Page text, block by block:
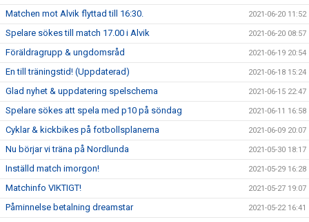
Matchen mot Alvik flyttad till 16:30. 2021-06-20 11:52
Spelare sökes till match 17.00 i Alvik 2021-06-20 08:57
Föräldragrupp & ungdomsråd 2021-06-19 20:54
En till träningstid! (Uppdaterad) 2021-06-18 15:24
Glad nyhet & uppdatering spelschema 2021-06-15 22:47
Spelare sökes att spela med p10 på söndag 2021-06-11 16:58
Cyklar & kickbikes på fotbollsplanerna 2021-06-09 20:07
Nu börjar vi träna på Nordlunda 2021-05-30 18:17
Inställd match imorgon! 2021-05-29 16:28
Matchinfo VIKTIGT! 2021-05-27 19:07
Påminnelse betalning dreamstar 2021-05-22 16:41